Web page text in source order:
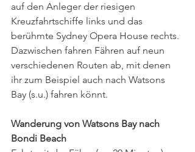
auf den Anleger der riesigen
Kreuzfahrtschiffe links und das
berühmte Sydney Opera House rechts.
Dazwischen fahren Fähren auf neun
verschiedenen Routen ab, mit denen
ihr zum Beispiel auch nach Watsons
Bay (s.u.) fahren könnt.
Wanderung von Watsons Bay nach
Bondi Beach